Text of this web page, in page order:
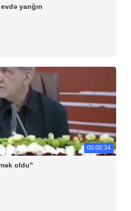
yanğın
00:00:34
oldu"